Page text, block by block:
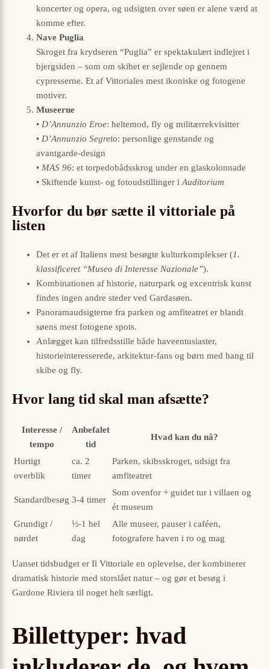
koncerter og opera, og udsigten over søen er alene værd at
komme efter.
Nave Puglia
Skroget fra krydseren “Puglia” er spektakulært indlejret i
bjergsiden – som om skibet er sejlende op gennem
cypresserne. Et af Vittoriales mest ikoniske og fotogene
motiver.
Museerne
• D’Annunzio Eroe: heltemod, fly og militærrekvisitter
• D’Annunzio Segreto: personlige genstande og
avantgarde-design
• MAS 96: et torpedobådsskrog under en glaskolonnade
• Skiftende kunst- og fotoudstillinger iAuditorium
Hvorfor du bør sætte il vittoriale på
listen
Det er et af Italiens mest besøgte kulturkomplekser (1.
klassificeret “Museo di Interesse Nazionale”).
Kombinationen af historie, naturpark og excentrisk kunst
findes ingen andre steder ved Gardasøen.
Panoramaudsigterne fra parken og amfiteatret er blandt
søens mest fotogene spots.
Anlægget kan tilfredsstille både haveentusiaster,
historieinteresserede, arkitektur-fans og børn med hang til
skibe og fly.
Hvor lang tid skal man afsætte?
Interesse /
tempo
Anbefalet
tid
Hvad kan du nå?
Hurtigt
overblik
ca. 2
timer
Parken, skibsskroget, udsigt fra
amfiteatret
Standardbesøg 3-4 timer
Som ovenfor + guidet tur i villaen og
ét museum
Grundigt /
nørdet
½-1 hel
dag
Alle museer, pauser i caféen,
fotografere haven i ro og mag
Uanset tidsbudget er Il Vittoriale en oplevelse, der kombinerer
dramatisk historie med storslået natur – og gør et besøg i
Gardone Riviera til noget helt særligt.
Billettyper: hvad